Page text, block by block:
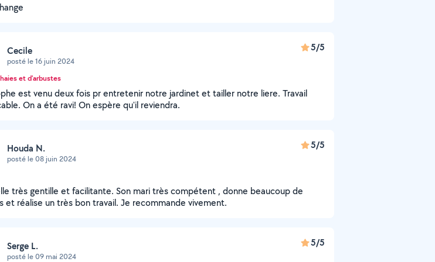
Cecile
posté le 16 juin 2024
5/5
et d'arbustes
est venu deux fois pr entretenir notre jardinet et tailler notre liere. Travail
On a été ravi! On espère qu'il reviendra.
Houda N.
posté le 08 juin 2024
5/5
très gentille et facilitante. Son mari très compétent , donne beaucoup de
et réalise un très bon travail. Je recommande vivement.
Serge L.
posté le 09 mai 2024
5/5